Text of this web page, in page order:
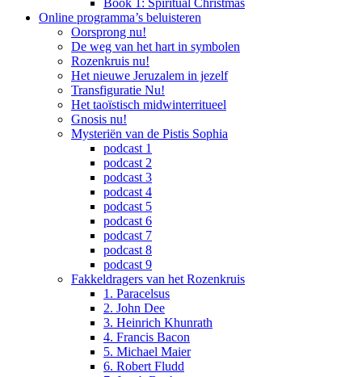
Online programma’s beluisteren
Oorsprong nu!
De weg van het hart in symbolen
Rozenkruis nu!
Het nieuwe Jeruzalem in jezelf
Transfiguratie Nu!
Het taoïstisch midwinterritueel
Gnosis nu!
Mysteriën van de Pistis Sophia
podcast 1
podcast 2
podcast 3
podcast 4
podcast 5
podcast 6
podcast 7
podcast 8
podcast 9
Fakkeldragers van het Rozenkruis
1. Paracelsus
2. John Dee
3. Heinrich Khunrath
4. Francis Bacon
5. Michael Maier
6. Robert Fludd